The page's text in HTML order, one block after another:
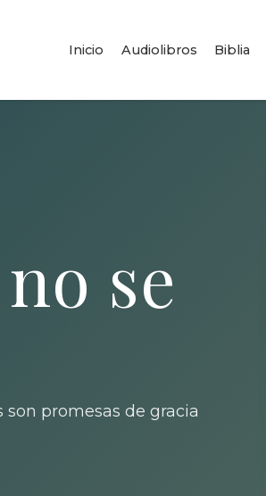
Inicio Audiolibros Biblia
se
promesas de gracia